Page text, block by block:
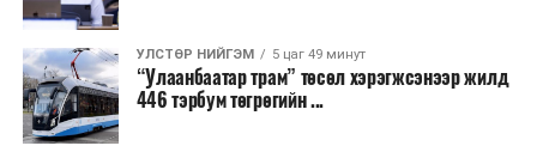
УЛСТӨР НИЙГЭМ 5 цаг 49 минут
“Улаанбаатар трам” төсөл хэрэгжсэнээр жилд
446 тэрбум төгрөгийн ...